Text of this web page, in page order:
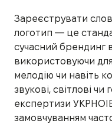
Зареєструвати
логотип — це
сучасний брендинг
використовуючи
мелодію чи навіть
звукові, світлові чи
експертизи
замовчуванням